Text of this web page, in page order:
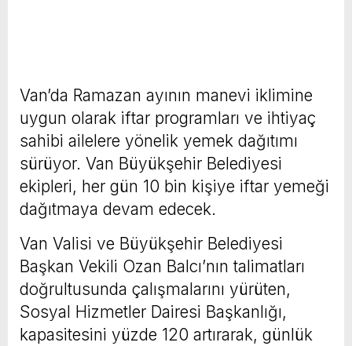
Van’da Ramazan ayının manevi iklimine
uygun olarak iftar programları ve ihtiyaç
sahibi ailelere yönelik yemek dağıtımı
sürüyor. Van Büyükşehir Belediyesi
ekipleri, her gün 10 bin kişiye iftar yemeği
dağıtmaya devam edecek.
Van Valisi ve Büyükşehir Belediyesi
Başkan Vekili Ozan Balcı’nın talimatları
doğrultusunda çalışmalarını yürüten,
Sosyal Hizmetler Dairesi Başkanlığı,
kapasitesini yüzde 120 artırarak, günlük